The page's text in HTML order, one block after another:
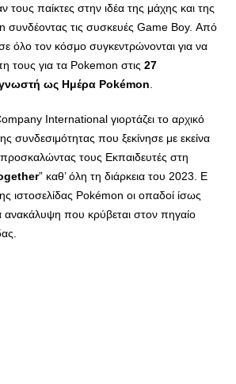
τους παίκτες στην ιδέα της μάχης και της
συνδέοντας τις συσκευές Game Boy. Από
όλο τον κόσμο συγκεντρώνονται για να
τους για τα Pokemon στις 27
ως Ημέρα Pokémon
International γιορτάζει το αρχικό
συνδεσιμότητας που ξεκίνησε με εκείνα
τους Εκπαιδευτές στη
” καθ’ όλη τη διάρκεια του 2023. Ε
ιστοσελίδας Pokémon οι οπαδοί ίσως
ανακάλυψη που κρύβεται στον πηγαίο